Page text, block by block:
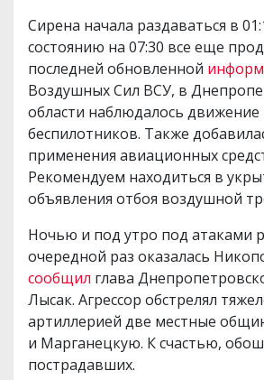
Сирена начала раздаваться в
состоянию на 07:30 все еще
последней обновленной
Воздушных Сил ВСУ, в
области наблюдалось движение
беспилотников. Также
применения авиационных
Рекомендуем находиться в
объявления отбоя воздушной
Ночью и под утро под атаками
очередной раз оказалась
сообщил глава
Лысак. Агрессор обстрелял
артиллерией две местные
и Марганецкую. К счастью,
пострадавших.